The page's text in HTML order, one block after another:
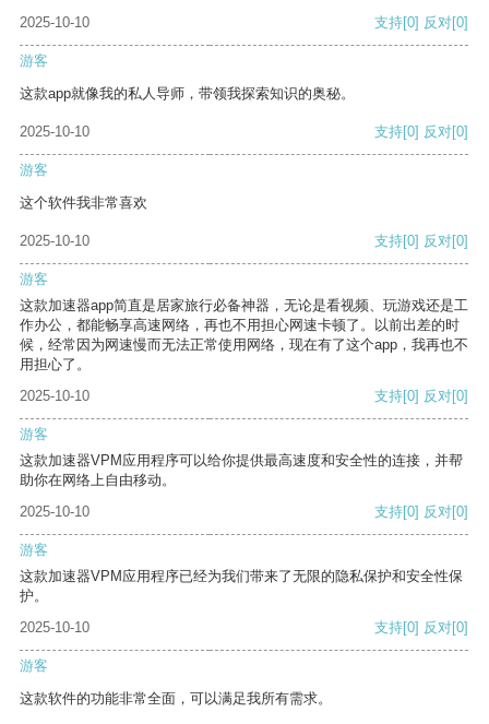
2025-10-10 支持[0] 反对[0]
游客
这款app就像我的私人导师，带领我探索知识的奥秘。
2025-10-10 支持[0] 反对[0]
游客
这个软件我非常喜欢
2025-10-10 支持[0] 反对[0]
游客
这款加速器app简直是居家旅行必备神器，无论是看视频、玩游戏还是工
作办公，都能畅享高速网络，再也不用担心网速卡顿了。以前出差的时
候，经常因为网速慢而无法正常使用网络，现在有了这个app，我再也不
用担心了。
2025-10-10
支持[0] 反对[0]
游客
这款加速器VPM应用程序可以给你提供最高速度和安全性的连接，并帮
助你在网络上自由移动。
2025-10-10
支持[0] 反对[0]
游客
这款加速器VPM应用程序已经为我们带来了无限的隐私保护和安全性保
护。
2025-10-10
支持[0] 反对[0]
游客
这款软件的功能非常全面，可以满足我所有需求。